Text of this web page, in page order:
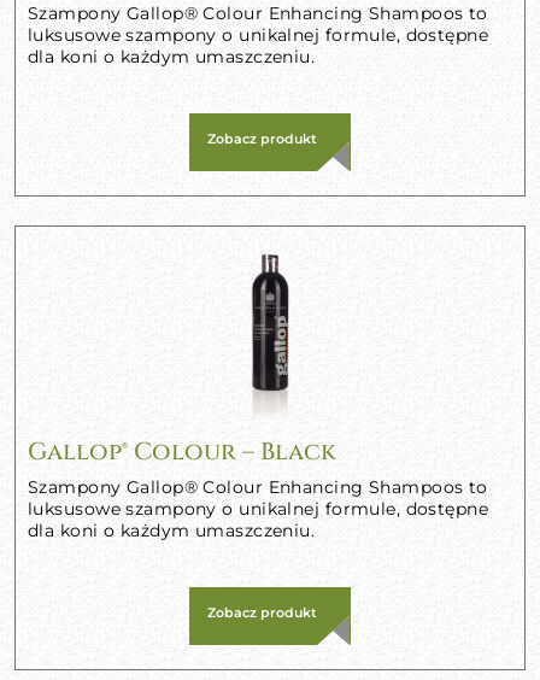
Szampony Gallop® Colour Enhancing Shampoos to
luksusowe szampony o unikalnej formule, dostępne
dla koni o każdym umaszczeniu.
Zobacz produkt
Gallop® Colour – Black
Szampony Gallop® Colour Enhancing Shampoos to
luksusowe szampony o unikalnej formule, dostępne
dla koni o każdym umaszczeniu.
Zobacz produkt